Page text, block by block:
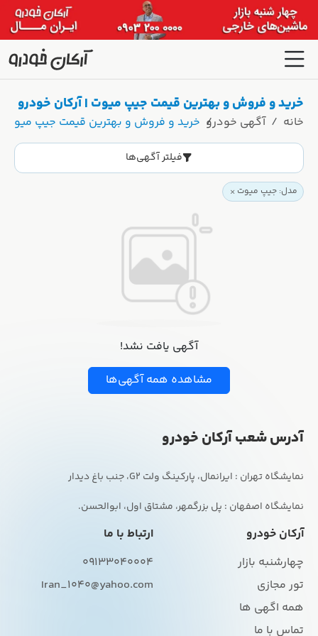
خرید و فروش و بهترین قیمت جیپ میوت | آرکان خودرو
خانه آگهی خودرو خرید و فروش و بهترین قیمت جیپ میوت |
فیلتر آگهی‌ها
مدل: جیپ میوت
آگهی یافت نشد!
مشاهده همه آگهی‌ها
آدرس شعب آرکان خودرو
نمایشگاه اصفهان : پل بزرگمهر، مشتاق اول، ابوالحسن.
آرکان خودرو
چهارشنبه بازار
تور مجازی
همه اگهی ها
تماس با ما
ارتباط با ما
09133040004
Iran_1040@yahoo.com